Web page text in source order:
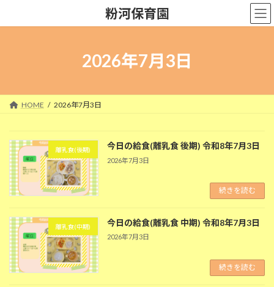
粉河保育園
2026年7月3日
HOME 2026年7月3日
離乳食(後期) 今日の給食(離乳食 後期) 令和8年7月3日
2026年7月3日
続きを読む
離乳食(中期) 今日の給食(離乳食 中期) 令和8年7月3日
2026年7月3日
続きを読む